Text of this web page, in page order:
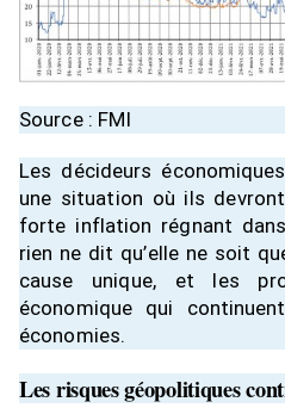
Source : FMI
Les décideurs
une situation où ils
forte inflation régnant
rien ne dit qu’elle ne soit
cause unique, et les
économique qui
économies.
Les risques géopolitiques